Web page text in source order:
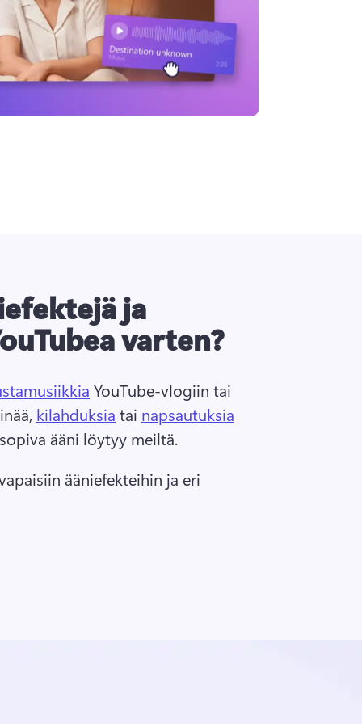
ja
varten?
YouTube-vlogiin tai
kilahduksia tai napsautuksia
ääni löytyy meiltä.
ääniefekteihin ja eri